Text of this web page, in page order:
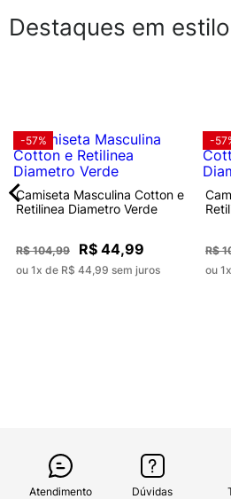
Destaques em
-57%
Camiseta Masculina Cotton e
Retilinea Diametro Verde
R$ 104,99 R$ 44,99
ou 1x de R$ 44,99 sem juros
-
R$
ou
Atendimento Dúvidas